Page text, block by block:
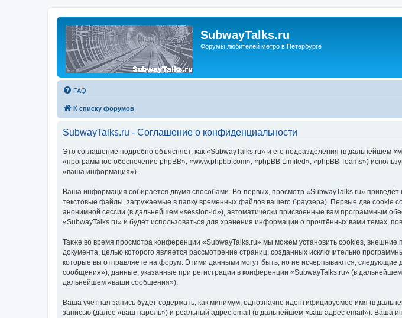
SubwayTalks.ru
Форумы любителей метро в Петербурге
FAQ
К списку форумов
SubwayTalks.ru - Соглашение о конфиденциальности
Это соглашение подробно объясняет, как «SubwayTalks.ru» и его подразделения (в
«программное обеспечение phpBB», «www.phpbb.com», «phpBB Limited», «phpBB Teams»)
«ваша информация»).
Ваша информация собирается двумя способами. Во-первых, просмотр «SubwayTalks.ru»
текстовые файлы, загружаемые в папку временных файлов вашего браузера). Первые две cookie
анонимной сессии (в дальнейшем «session-id»), автоматически присвоенные вам программным
«SubwayTalks.ru» и будет использоваться для хранения информации о прочтённых вами темах,
Также во время просмотра конференции «SubwayTalks.ru» мы можем установить cookies,
документа, целью которого является рассмотрение страниц, созданных исключительно
которые вы отправляете на форум. Этими данными могут быть, но не исчерпываются,
сообщения»), данные, указанные при регистрации в конференции «SubwayTalks.ru» (в
дальнейшем «ваши сообщения»).
Ваша учётная запись будет содержать, как минимум, однозначно идентифицируемое имя (в
записью (далее «ваш пароль») и реальный адрес email (в дальнейшем «ваш адрес email»). Ваша